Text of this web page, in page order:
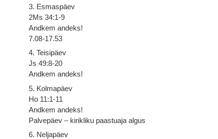
3. Esmaspäev
2Ms 34:1-9
Andkem andeks!
7.08-17.53
4. Teisipäev
Js 49:8-20
Andkem andeks!
5. Kolmapäev
Ho 11:1-11
Andkem andeks!
Palvepäev – kirikliku paastuaja algus
6. Neljapäev